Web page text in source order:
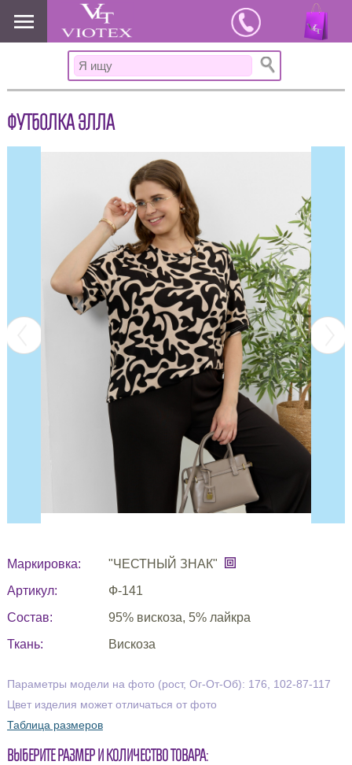
www.viotex37.ru
ФУТБОЛКА ЭЛЛА
Маркировка:
"ЧЕСТНЫЙ ЗНАК"
Артикул:
Ф-141
Состав:
95% вискоза, 5% лайкра
Ткань:
Вискоза
Параметры модели на фото (рост, Ог-От-Об): 176, 102-87-117
Цвет изделия может отличаться от фото
Таблица размеров
Выберите размер и количество товара: